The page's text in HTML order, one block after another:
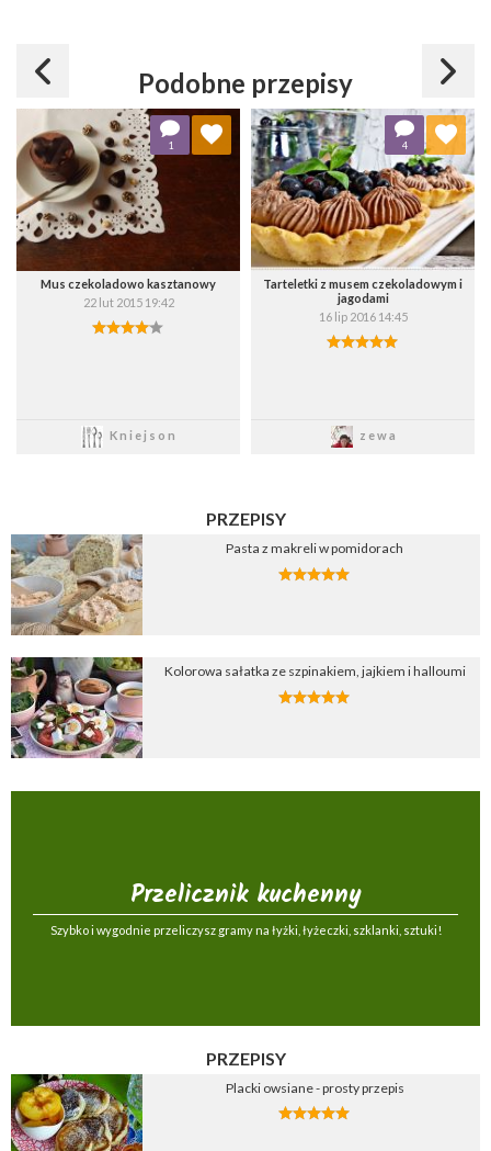
Podobne przepisy
Mus czekoladowo kasztanowy
22 lut 2015 19:42
Kniejson
1
Dodaj do ulubionych
Wybierz listę:
Zapisz
Tarteletki z musem czekoladowym i
jagodami
16 lip 2016 14:45
zewa
4
Dodaj do ulubionych
Wybierz listę:
Zapisz
PRZEPISY
Pasta z makreli w pomidorach
Kolorowa sałatka ze szpinakiem, jajkiem i halloumi
Przelicznik kuchenny
Szybko i wygodnie przeliczysz gramy na łyżki, łyżeczki, szklanki, sztuki!
PRZEPISY
Placki owsiane - prosty przepis